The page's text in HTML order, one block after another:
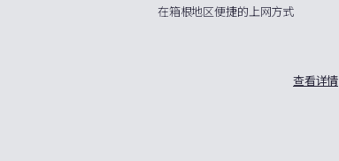
在箱根地区便捷的上网方式
查看详情